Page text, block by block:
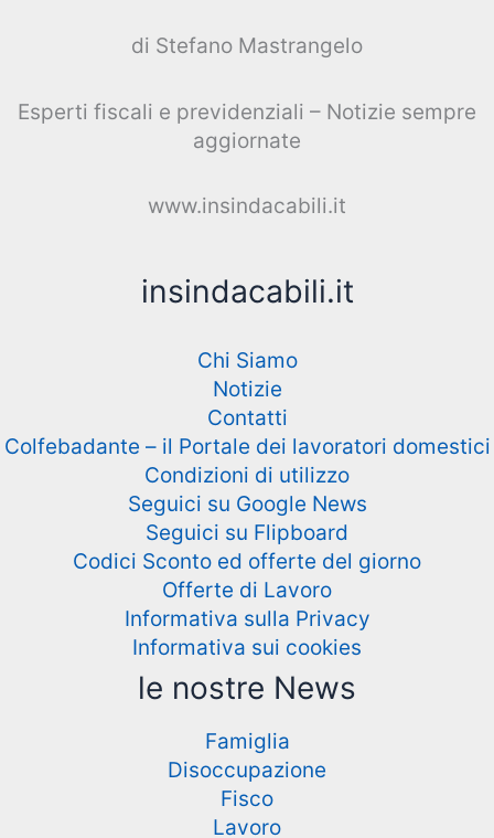
di Stefano Mastrangelo
Esperti fiscali e previdenziali – Notizie sempre
aggiornate
www.insindacabili.it
insindacabili.it
Chi Siamo
Notizie
Contatti
Colfebadante – il Portale dei lavoratori domestici
Condizioni di utilizzo
Seguici su Google News
Seguici su Flipboard
Codici Sconto ed offerte del giorno
Offerte di Lavoro
Informativa sulla Privacy
Informativa sui cookies
le nostre News
Famiglia
Disoccupazione
Fisco
Lavoro